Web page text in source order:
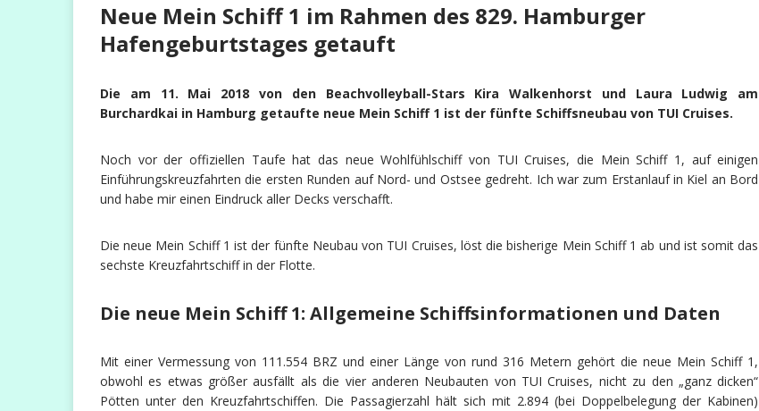
Neue Mein Schiff 1 im Rahmen des 829. Hamburger
Hafengeburtstages getauft
Die am 11. Mai 2018 von den Beachvolleyball-Stars Kira Walkenhorst und Laura Ludwig am
Burchardkai in Hamburg getaufte neue Mein Schiff 1 ist der fünfte Schiffsneubau von TUI Cruises.
Noch vor der offiziellen Taufe hat das neue Wohlfühlschiff von TUI Cruises, die Mein Schiff 1, auf einigen
Einführungskreuzfahrten die ersten Runden auf Nord- und Ostsee gedreht. Ich war zum Erstanlauf in Kiel an Bord
und habe mir einen Eindruck aller Decks verschafft.
Die neue Mein Schiff 1 ist der fünfte Neubau von TUI Cruises, löst die bisherige Mein Schiff 1 ab und ist somit das
sechste Kreuzfahrtschiff in der Flotte.
Die neue Mein Schiff 1: Allgemeine Schiffsinformationen und Daten
Mit einer Vermessung von 111.554 BRZ und einer Länge von rund 316 Metern gehört die neue Mein Schiff 1,
obwohl es etwas größer ausfällt als die vier anderen Neubauten von TUI Cruises, nicht zu den „ganz dicken“
Pötten unter den Kreuzfahrtschiffen. Die Passagierzahl hält sich mit 2.894 (bei Doppelbelegung der Kabinen)